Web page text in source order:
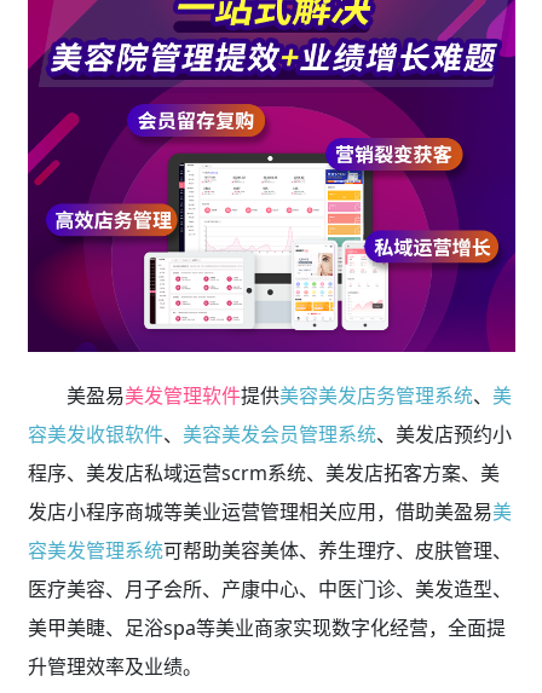
美盈易美发管理软件提供美容美发店务管理系统、 美
容美发收银软件、 美容美发会员管理系统、美发店预约小
程序、美发店私域运营scrm系统、美发店拓客方案、美
发店小程序商城等美业运营管理相关应用，借助美盈易美
容美发管理系统可帮助美容美体、养生理疗、皮肤管理、
医疗美容、月子会所、产康中心、中医门诊、美发造型、
美甲美睫、足浴spa等美业商家实现数字化经营，全面提
升管理效率及业绩。